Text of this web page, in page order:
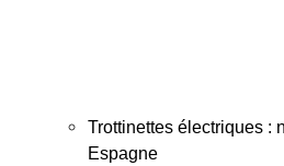
Trottinettes électriques :
Espagne